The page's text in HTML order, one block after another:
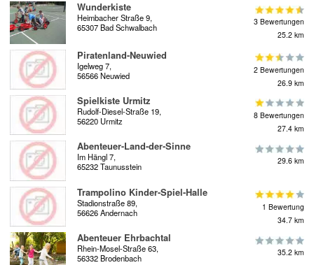
Wunderkiste
Heimbacher Straße 9,
65307 Bad Schwalbach
3 Bewertungen
25.2 km
Piratenland-Neuwied
Igelweg 7,
56566 Neuwied
2 Bewertungen
26.9 km
Spielkiste Urmitz
Rudolf-Diesel-Straße 19,
56220 Urmitz
8 Bewertungen
27.4 km
Abenteuer-Land-der-Sinne
Im Hängl 7,
65232 Taunusstein
29.6 km
Trampolino Kinder-Spiel-Halle
Stadionstraße 89,
56626 Andernach
1 Bewertung
34.7 km
Abenteuer Ehrbachtal
Rhein-Mosel-Straße 63,
56332 Brodenbach
35.2 km